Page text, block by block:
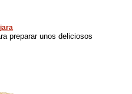
preparar unos deliciosos